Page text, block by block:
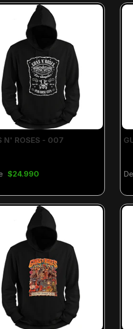
N' ROSES - 007
$24.990